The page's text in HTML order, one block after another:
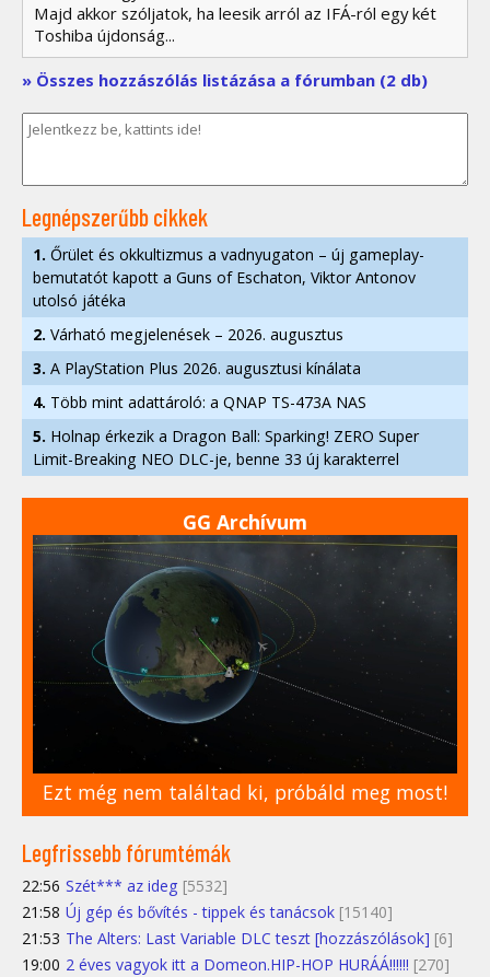
Majd akkor szóljatok, ha leesik arról az IFÁ-ról egy két
Toshiba újdonság...
» Összes hozzászólás listázása a fórumban (2 db)
Legnépszerűbb cikkek
1. Őrület és okkultizmus a vadnyugaton – új gameplay-
bemutatót kapott a Guns of Eschaton, Viktor Antonov
utolsó játéka
2. Várható megjelenések – 2026. augusztus
3. A PlayStation Plus 2026. augusztusi kínálata
4. Több mint adattároló: a QNAP TS-473A NAS
5. Holnap érkezik a Dragon Ball: Sparking! ZERO Super
Limit-Breaking NEO DLC-je, benne 33 új karakterrel
GG Archívum
Ezt még nem találtad ki, próbáld meg most!
Legfrissebb fórumtémák
22:56 Szét*** az ideg [5532]
21:58 Új gép és bővítés - tippek és tanácsok [15140]
21:53 The Alters: Last Variable DLC teszt [hozzászólások] [6]
19:00 2 éves vagyok itt a Domeon.HIP-HOP HURÁÁ!!!!!! [270]